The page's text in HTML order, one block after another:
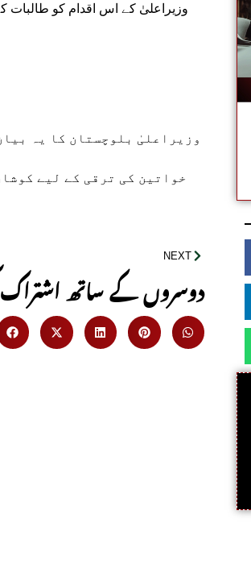
وزیراعلیٰ کے اس اقدام کو طالبات
وزیراعلیٰ بلوچستان کا یہ
خواتین کی ترقی کے لیے
NEXT
:دوسروں کے ساتھ